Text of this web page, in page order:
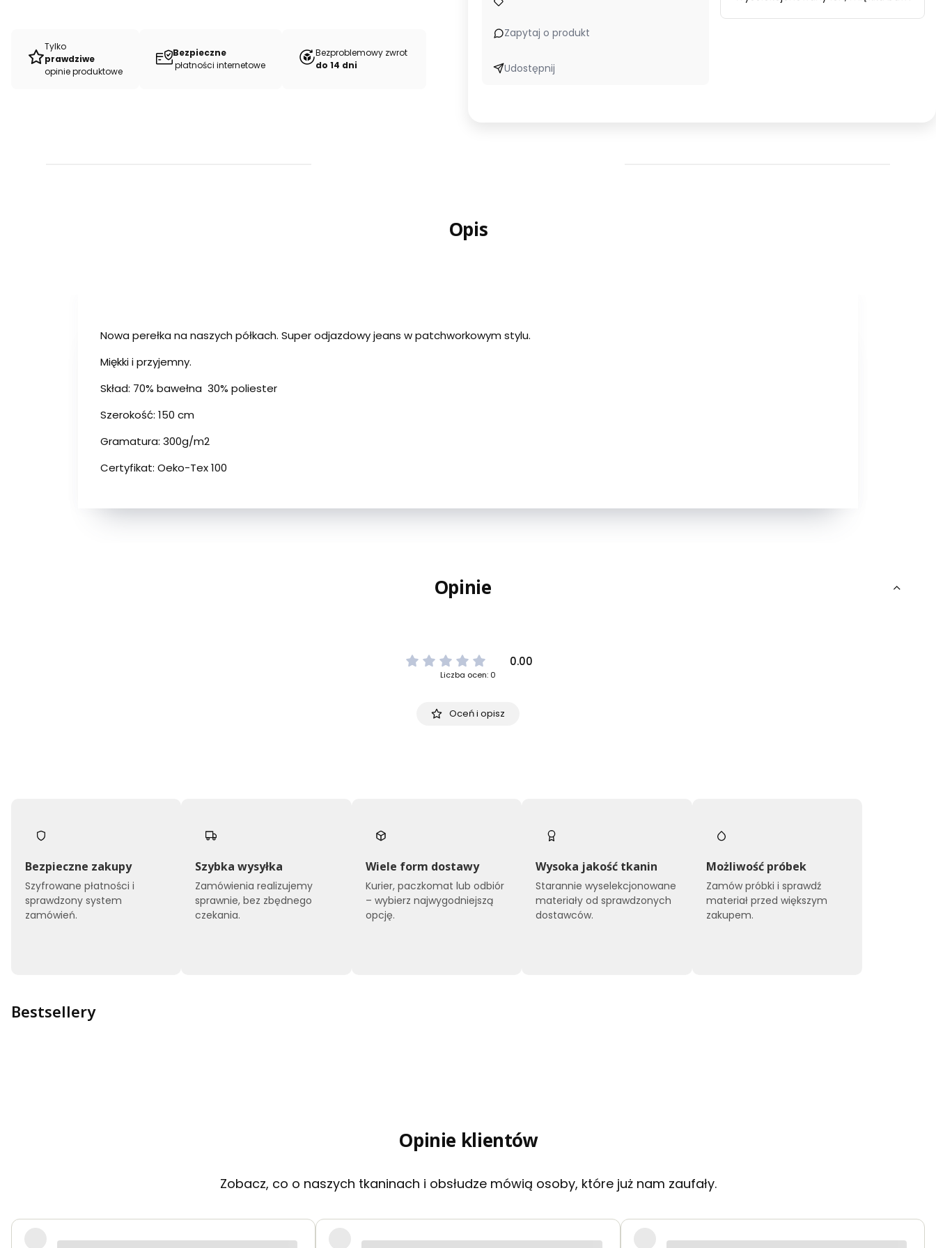
Tylko
prawdziwe
opinie produktowe
Bezpieczne
płatności internetowe
Bezproblemowy zwrot
do 14 dni
Zapytaj o produkt
Udostępnij
Opis
Nowa perełka na naszych półkach. Super odjazdowy jeans w patchworkowym stylu.
Miękki i przyjemny.
Skład: 70% bawełna 30% poliester
Szerokość: 150 cm
Gramatura: 300g/m2
Certyfikat: Oeko-Tex 100
Opinie
0.00
Liczba ocen: 0
Oceń i opisz
Bezpieczne zakupy
Szyfrowane płatności i
sprawdzony system
zamówień.
Szybka wysyłka
Zamówienia realizujemy
sprawnie, bez zbędnego
czekania.
Wiele form dostawy
Kurier, paczkomat lub odbiór
– wybierz najwygodniejszą
opcję.
Wysoka jakość tkanin
Starannie wyselekcjonowane
materiały od sprawdzonych
dostawców.
Możliwość próbek
Zamów próbki i sprawdź
materiał przed większym
zakupem.
Bestsellery
Opinie klientów
Zobacz, co o naszych tkaninach i obsłudze mówią osoby, które już nam zaufały.